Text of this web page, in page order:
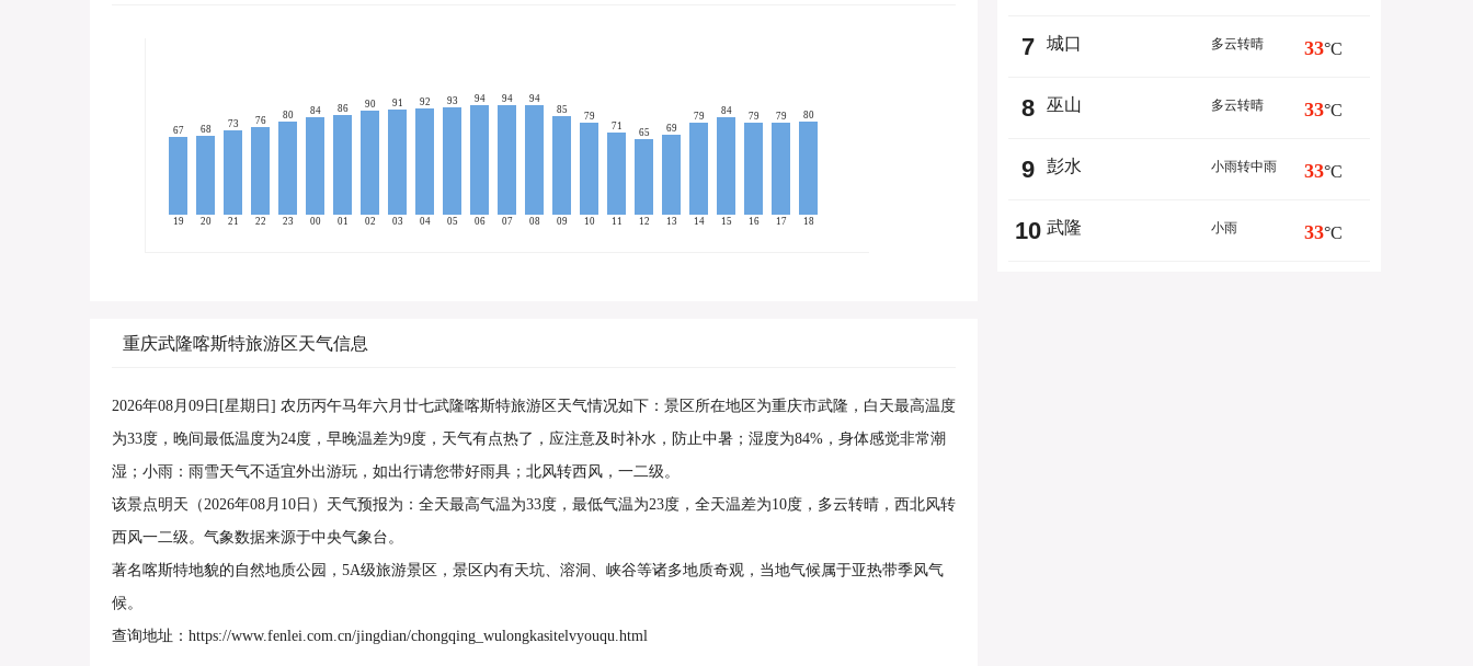
67
19
68
20
73
21
76
22
80
23
84
00
86
01
90
02
91
03
92
04
93
05
94
06
94
07
94
08
85
09
79
10
71
11
65
12
69
13
79
14
84
15
79
16
79
17
80
18
重庆武隆喀斯特旅游区天气信息
2026年08月09日[星期日] 农历丙午马年六月廿七武隆喀斯特旅游区天气情况如下：景区所在地区为重庆市武隆，白天最高温度
为33度，晚间最低温度为24度，早晚温差为9度，天气有点热了，应注意及时补水，防止中暑；湿度为84%，身体感觉非常潮
湿；小雨：雨雪天气不适宜外出游玩，如出行请您带好雨具；北风转西风，一二级。
该景点明天（2026年08月10日）天气预报为：全天最高气温为33度，最低气温为23度，全天温差为10度，多云转晴，西北风转
西风一二级。气象数据来源于中央气象台。
著名喀斯特地貌的自然地质公园，5A级旅游景区，景区内有天坑、溶洞、峡谷等诸多地质奇观，当地气候属于亚热带季风气
候。
查询地址：https://www.fenlei.com.cn/jingdian/chongqing_wulongkasitelvyouqu.html
7 城口 多云转晴 33°C
8 巫山 多云转晴 33°C
9 彭水 小雨转中雨 33°C
10 武隆 小雨 33°C